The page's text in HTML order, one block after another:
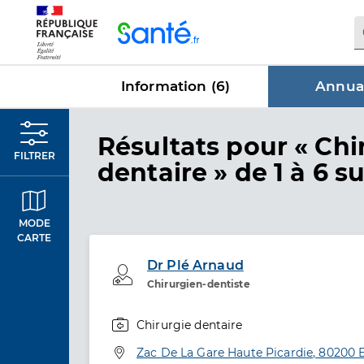
Information (6)
FILTRER
MODE
CARTE
Résultats dans
pour «
dentaire » de 1 à 6
Dr Plé Arnaud
Chirurgien-dentiste
Professionel de santé
Chirurgie dentaire
Adresse
Zac De La Gare Haute Picardie, 80200
Panneau de gestion des cookies